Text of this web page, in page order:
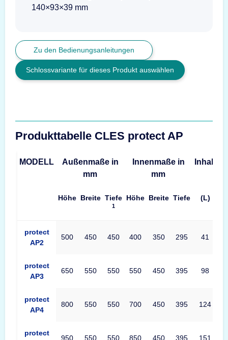
140×93×39 mm
Zu den Bedienungsanleitungen
Schlossvariante für dieses Produkt auswählen
Produkttabelle CLES protect AP
MODELL
Außenmaße in
mm
Innenmaße in
mm
Inhalt
Höhe Breite Tiefe
1
Höhe Breite Tiefe (L)
protect
AP2
500 450 450 400 350 295 41
protect
AP3
650 550 550 550 450 395 98
protect
AP4
800 550 550 700 450 395 124
protect
950 550 550 850 450 395 151